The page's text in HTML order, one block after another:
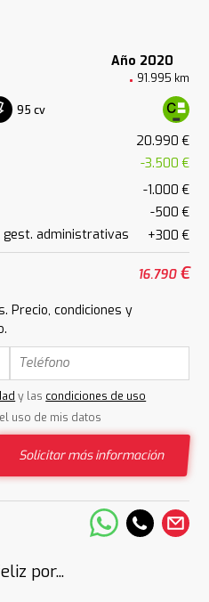
Año 2020
91.995 km
95 cv
20.990 €
-3.500 €
-1.000 €
-500 €
gest. administrativas
+300 €
16.790€
Precio, condiciones y
y las condiciones de uso
uso de mis datos
Solicitar más información
por...